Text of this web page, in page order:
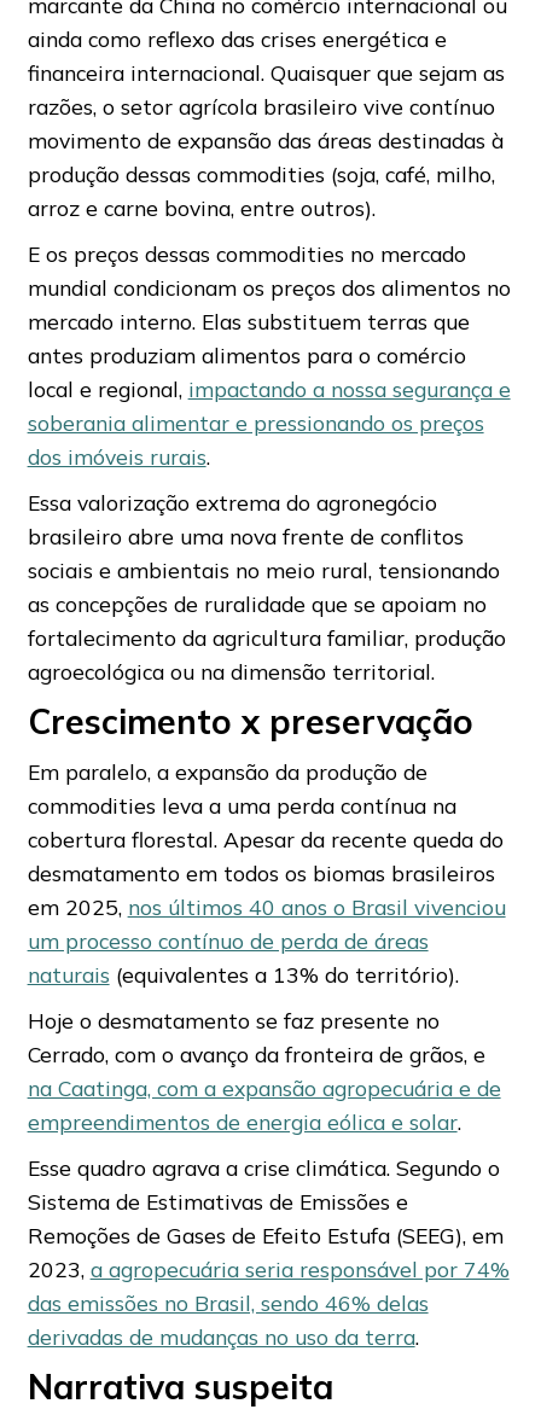
ainda como reflexo das crises energética e
financeira internacional. Quaisquer que sejam as
razões, o setor agrícola brasileiro vive contínuo
movimento de expansão das áreas destinadas à
produção dessas commodities (soja, café, milho,
arroz e carne bovina, entre outros).
E os preços dessas commodities no mercado
mundial condicionam os preços dos alimentos no
mercado interno. Elas substituem terras que
antes produziam alimentos para o comércio
local e regional, impactando a nossa segurança e
soberania alimentar e pressionando os preços
dos imóveis rurais.
Essa valorização extrema do agronegócio
brasileiro abre uma nova frente de conflitos
sociais e ambientais no meio rural, tensionando
as concepções de ruralidade que se apoiam no
fortalecimento da agricultura familiar, produção
agroecológica ou na dimensão territorial.
Crescimento x preservação
Em paralelo, a expansão da produção de
commodities leva a uma perda contínua na
cobertura florestal. Apesar da recente queda do
desmatamento em todos os biomas brasileiros
em 2025, nos últimos 40 anos o Brasil vivenciou
um processo contínuo de perda de áreas
naturais (equivalentes a 13% do território).
Hoje o desmatamento se faz presente no
Cerrado, com o avanço da fronteira de grãos, e
na Caatinga, com a expansão agropecuária e de
empreendimentos de energia eólica e solar.
Esse quadro agrava a crise climática. Segundo o
Sistema de Estimativas de Emissões e
Remoções de Gases de Efeito Estufa (SEEG), em
2023, a agropecuária seria responsável por 74%
das emissões no Brasil, sendo 46% delas
derivadas de mudanças no uso da terra.
Narrativa suspeita